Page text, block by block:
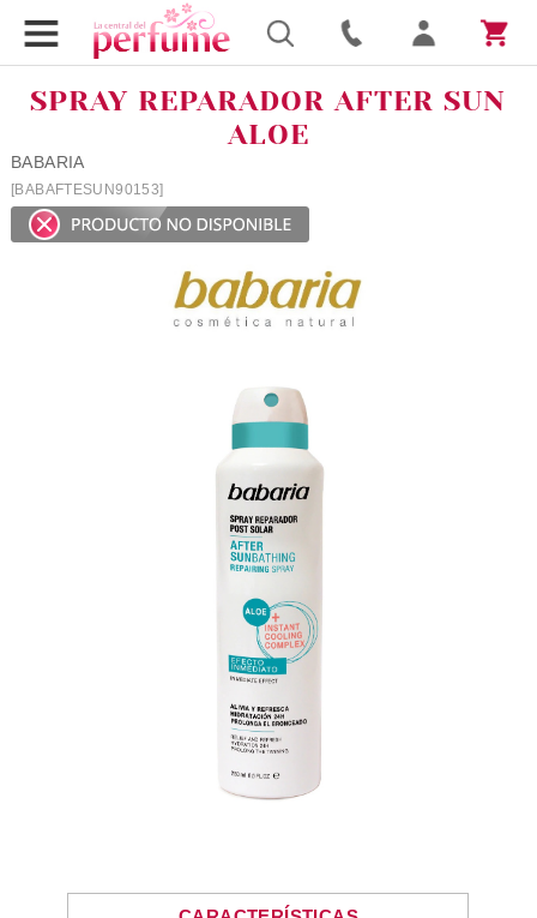
SPRAY REPARADOR AFTER SUN
ALOE
BABARIA
[BABAFTESUN90153]